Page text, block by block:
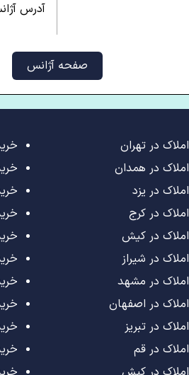
آدرس
صفحه آژانس
در تهران
در همدان
در یزد
در کرج
در کیش
در شیراز
در مشهد
در اصفهان
در تبریز
در قم